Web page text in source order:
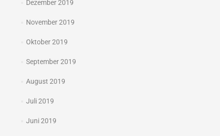
Dezember 2019
November 2019
Oktober 2019
September 2019
August 2019
Juli 2019
Juni 2019